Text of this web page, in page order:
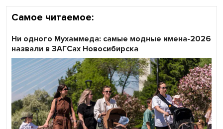
Самое читаемое:
Ни одного Мухаммеда: самые модные имена-2026
назвали в ЗАГСах Новосибирска